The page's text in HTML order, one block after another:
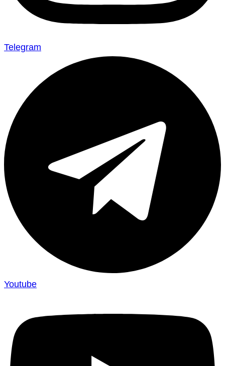
Telegram
Youtube